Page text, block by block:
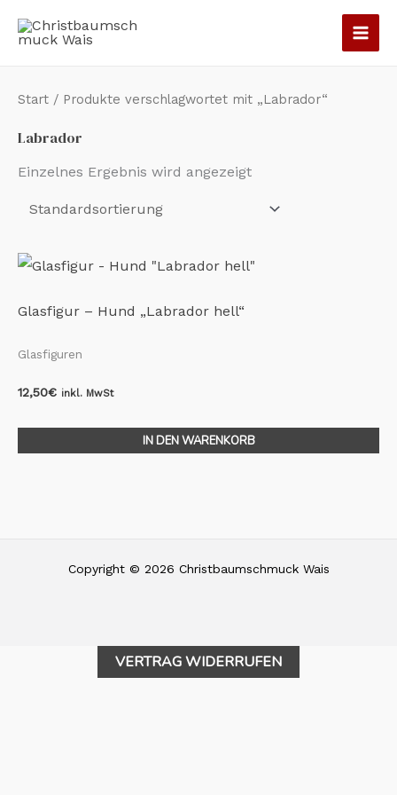
Inhalt
Start / Produkte verschlagwortet mit „Labrador“
Labrador
Einzelnes Ergebnis wird angezeigt
Glasfigur – Hund „Labrador hell“
Glasfiguren
12,50€ inkl. MwSt
IN DEN WARENKORB
Copyright © 2026 Christbaumschmuck Wais
VERTRAG WIDERRUFEN